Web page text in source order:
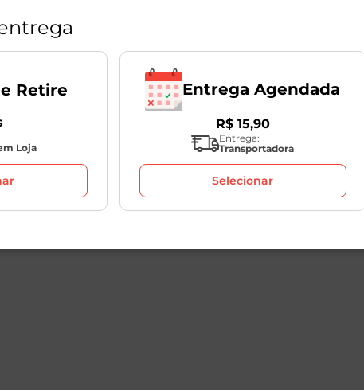
Sobre o seu Pedido
Termos de Uso
Privacidade
Devoluções
Retire
Loja
Entrega Agendada
R$ 15,90
Entrega:
Transportadora
Selecionar